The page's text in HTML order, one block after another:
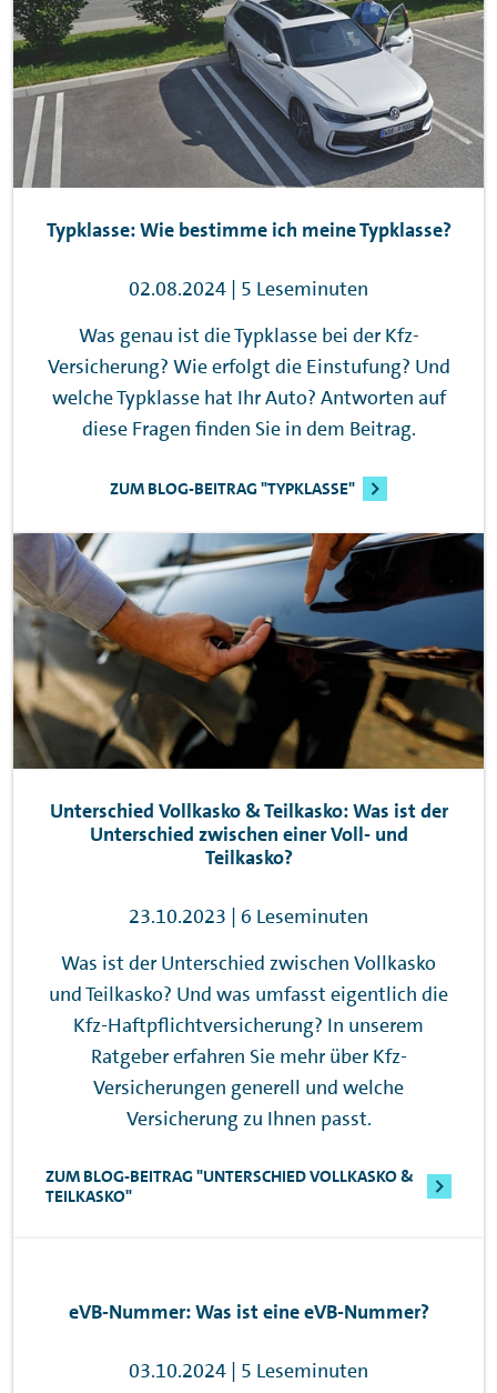
Typklasse: Wie bestimme ich meine Typklasse?
02.08.2024 | 5 Leseminuten
Was genau ist die Typklasse bei der Kfz-
Versicherung? Wie erfolgt die Einstufung? Und
welche Typklasse hat Ihr Auto? Antworten auf
diese Fragen finden Sie in dem Beitrag.
ZUM BLOG-BEITRAG "TYPKLASSE"
Unterschied Vollkasko & Teilkasko: Was ist der
Unterschied zwischen einer Voll- und
Teilkasko?
23.10.2023 | 6 Leseminuten
Was ist der Unterschied zwischen Vollkasko
und Teilkasko? Und was umfasst eigentlich die
Kfz-Haftpflichtversicherung? In unserem
Ratgeber erfahren Sie mehr über Kfz-
Versicherungen generell und welche
Versicherung zu Ihnen passt.
ZUM BLOG-BEITRAG "UNTERSCHIED VOLLKASKO &
TEILKASKO"
eVB-Nummer: Was ist eine eVB-Nummer?
03.10.2024 | 5 Leseminuten